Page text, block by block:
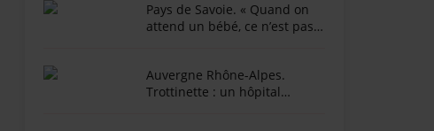
Pays de Savoie. « Quand on
attend un bébé, ce n’est pas
accompagner le deuil
périnatal
Auvergne Rhône-Alpes.
Trottinette : un hôpital